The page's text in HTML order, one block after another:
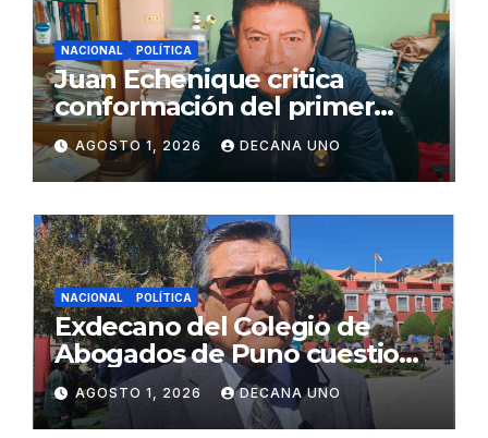
NACIONAL POLÍTICA
Juan Echenique critica
conformación del primer
gabinete ministerial de Keiko
Fujimori
AGOSTO 1, 2026 DECANA UNO
NACIONAL POLÍTICA
Exdecano del Colegio de
Abogados de Puno cuestiona
propuestas sobre seguridad
ciudadana
AGOSTO 1, 2026 DECANA UNO